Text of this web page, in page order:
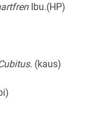
Ibu.(HP)
(kaus)